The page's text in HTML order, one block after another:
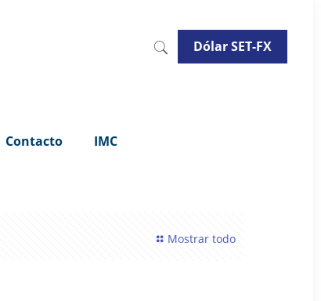
Contacto IMC
Dólar SET-FX
Mostrar todo